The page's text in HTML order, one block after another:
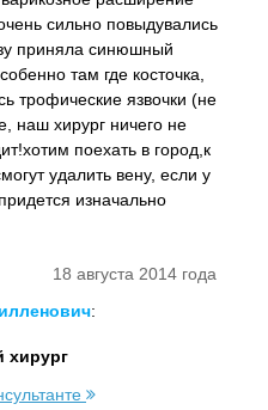
сильно повыдувались
приняла синюшный
там где косточка,
трофические язвочки (не
наш хирург ничего не
поехать в город,к
удалить вену, если у
изначально
18 августа 2014 года
:
хирург